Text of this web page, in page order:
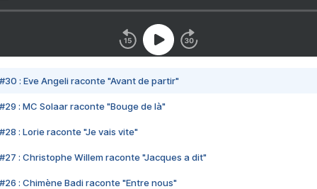
#30 : Eve Angeli raconte "Avant de partir"
#29 : MC Solaar raconte "Bouge de là"
#28 : Lorie raconte "Je vais vite"
#27 : Christophe Willem raconte "Jacques a dit"
#26 : Chimène Badi raconte "Entre nous"